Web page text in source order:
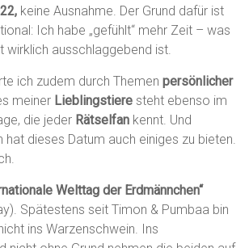
keine Ausnahme. Der Grund dafür ist
Ich habe „gefühlt“ mehr Zeit – was
wirklich ausschlaggebend ist.
ich zudem durch Themenpersönlicher
meiner Lieblingstiere steht ebenso im
die jeder Rätselfan kennt. Und
hat dieses Datum auch einiges zu bieten.
Welttag der Erdmännchen“
Spätestens seit Timon & Pumbaa bin
ins Warzenschwein. Ins